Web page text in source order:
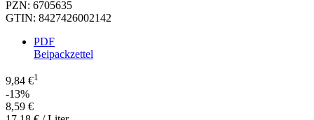
PZN: 6705635
GTIN: 8427426002142
PDF
Beipackzettel
9,84 €1
-13%
8,59 €